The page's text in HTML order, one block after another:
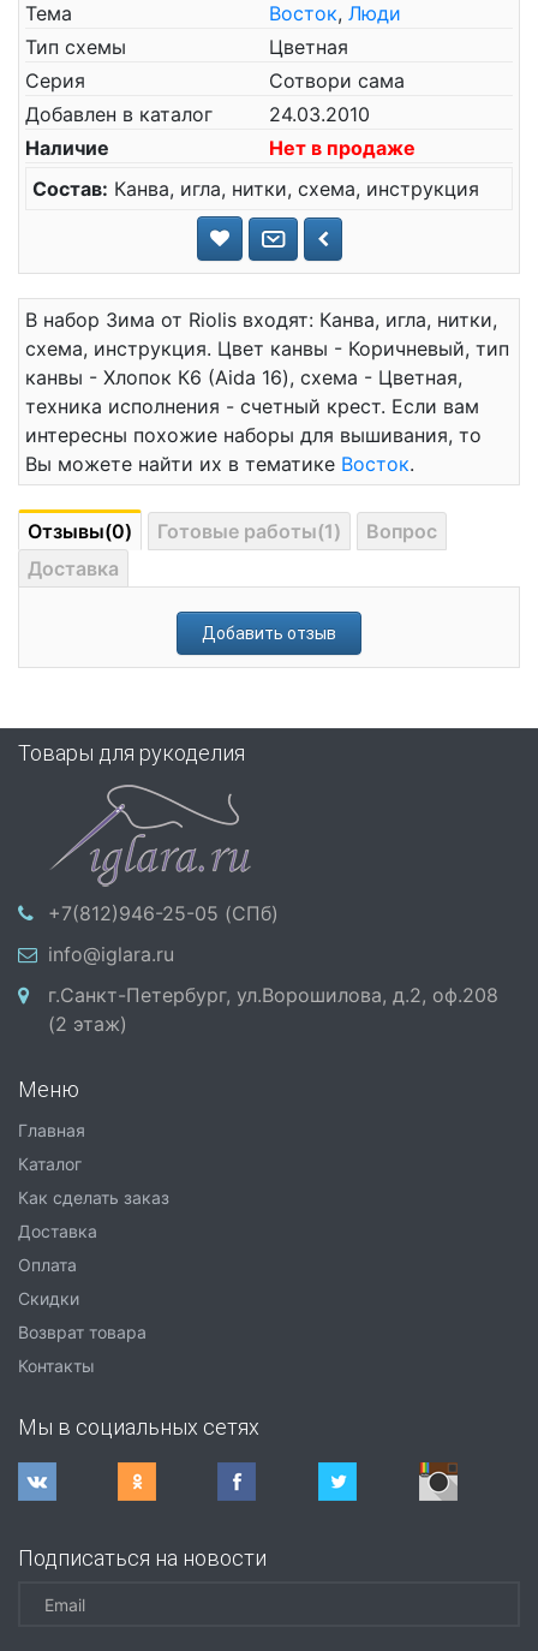
Тема
Восток, Люди
Тип схемы
Цветная
Серия
Сотвори сама
Добавлен в каталог
24.03.2010
Наличие
Нет в продаже
Состав: Канва, игла, нитки, схема, инструкция
В набор Зима от Riolis входят: Канва, игла, нитки,
схема, инструкция. Цвет канвы - Коричневый, тип
канвы - Хлопок К6 (Aida 16), схема - Цветная,
техника исполнения - счетный крест. Если вам
интересны похожие наборы для вышивания, то
Вы можете найти их в тематике Восток.
Отзывы(0) Готовые работы(1)
Вопрос
Доставка
Добавить отзыв
Товары для рукоделия
+7(812)946-25-05 (СПб)
info@iglara.ru
г.Санкт-Петербург, ул.Ворошилова, д.2, оф.208
(2 этаж)
Меню
Главная
Каталог
Как сделать заказ
Доставка
Оплата
Скидки
Возврат товара
Контакты
Мы в социальных сетях
Подписаться на новости